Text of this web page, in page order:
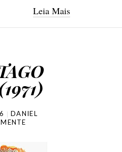
Leia Mais
DANIEL